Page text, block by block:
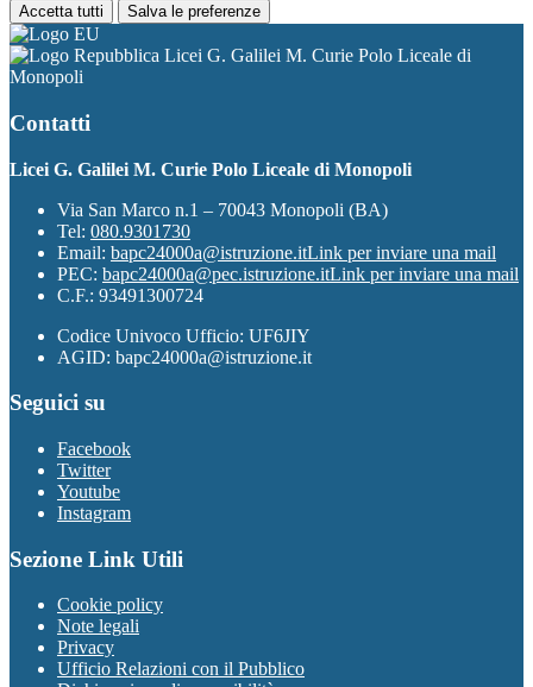
Accetta tutti Salva le preferenze
Licei G. Galilei M. Curie Polo Liceale di
Monopoli
Contatti
Licei G. Galilei M. Curie Polo Liceale di Monopoli
Via San Marco n.1 – 70043 Monopoli (BA)
Tel: 080.9301730
Email: bapc24000a@istruzione.itLink per inviare una mail
PEC: bapc24000a@pec.istruzione.itLink per inviare una mail
C.F.: 93491300724
Codice Univoco Ufficio: UF6JIY
AGID: bapc24000a@istruzione.it
Seguici su
Facebook
Twitter
Youtube
Instagram
Sezione Link Utili
Cookie policy
Note legali
Privacy
Ufficio Relazioni con il Pubblico